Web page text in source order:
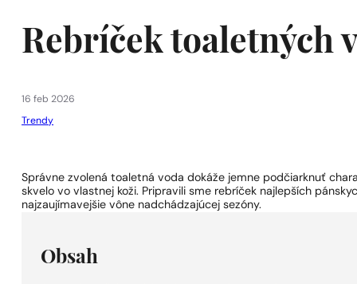
Rebríček toaletných
16 feb 2026
Trendy
Správne zvolená toaletná voda dokáže jemne podčiarknuť
skvelo vo vlastnej koži. Pripravili sme rebríček najlepších
najzaujímavejšie vône nadchádzajúcej sezóny.
Obsah